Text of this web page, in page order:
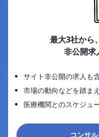
最大3社から
非公開求
サイト非公開の求人も
市場の動向などを踏ま
医療機関とのスケジュ
コンサ